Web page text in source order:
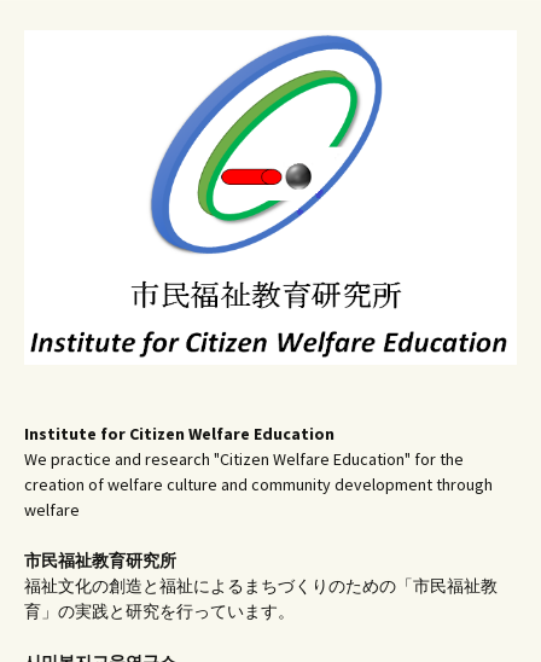
Institute for Citizen Welfare Education
We practice and research "Citizen Welfare Education" for the
creation of welfare culture and community development through
welfare
市民福祉教育研究所
福祉文化の創造と福祉によるまちづくりのための「市民福祉教
育」の実践と研究を行っています。